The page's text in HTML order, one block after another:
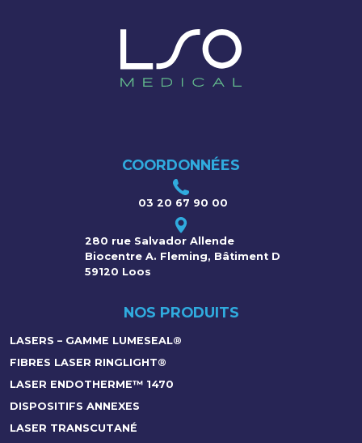
COORDONNÉES
03 20 67 90 00
280 rue Salvador Allende
Biocentre A. Fleming, Bâtiment D
59120 Loos
NOS PRODUITS
LASERS – GAMME LUMESEAL®
FIBRES LASER RINGLIGHT®
LASER ENDOTHERME™ 1470
DISPOSITIFS ANNEXES
LASER TRANSCUTANÉ